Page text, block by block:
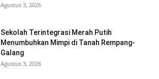
Agustus 3, 2026
Sekolah Terintegrasi Merah Putih
Menumbuhkan Mimpi di Tanah Rempang-
Galang
Agustus 3, 2026